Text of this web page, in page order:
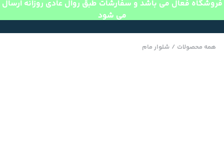
فروشگاه فعال می باشد و سفارشات طبق روال عادی روزانه ارسال
می شود
همه محصولات / شلوار مام